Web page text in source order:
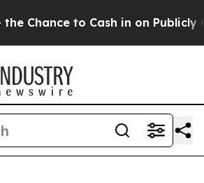
to Cash in on Publicly Owned